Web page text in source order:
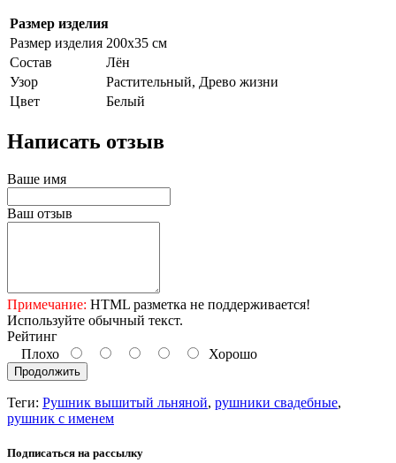
Размер изделия
Размер изделия 200х35 см
Состав
Лён
Узор
Растительный, Древо жизни
Цвет
Белый
Написать отзыв
Ваше имя
Ваш отзыв
Примечание: HTML разметка не поддерживается!
Используйте обычный текст.
Рейтинг
Плохо
Хорошо
Продолжить
Теги: Рушник вышитый льняной, рушники свадебные,
рушник с именем
Подписаться на рассылку